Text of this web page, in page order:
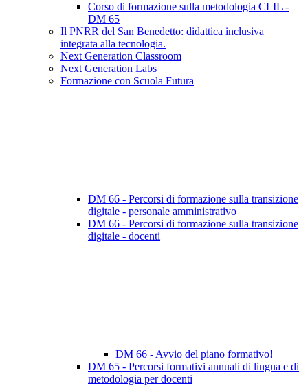
Corso di formazione sulla metodologia CLIL -
DM 65
Il PNRR del San Benedetto: didattica inclusiva
integrata alla tecnologia.
Next Generation Classroom
Next Generation Labs
Formazione con Scuola Futura
DM 66 - Percorsi di formazione sulla transizione
digitale - personale amministrativo
DM 66 - Percorsi di formazione sulla transizione
digitale - docenti
DM 66 - Avvio del piano formativo!
DM 65 - Percorsi formativi annuali di lingua e di
metodologia per docenti